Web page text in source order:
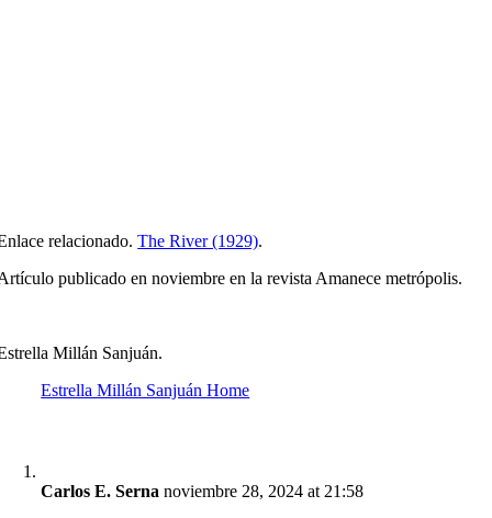
relacionado.The River (1929).
publicado en noviembre en la revista Amanece metrópolis.
Millán Sanjuán.
Estrella Millán Sanjuán Home
Carlos E. Serna noviembre 28, 2024 at 21:58